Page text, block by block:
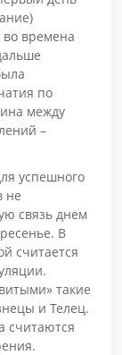
во времена
по
между
–
успешного
не
связь днем
В
считается
такие
и Телец.
считаются